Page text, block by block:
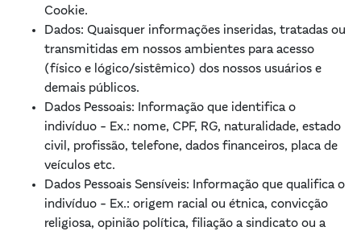
Cookie.
Dados: Quaisquer informações inseridas, tratadas ou
transmitidas em nossos ambientes para acesso
(físico e lógico/sistêmico) dos nossos usuários e
demais públicos.
Dados Pessoais: Informação que identifica o
indivíduo - Ex.: nome, CPF, RG, naturalidade, estado
civil, profissão, telefone, dados financeiros, placa de
veículos etc.
Dados Pessoais Sensíveis: Informação que qualifica o
indivíduo - Ex.: origem racial ou étnica, convicção
religiosa, opinião política, filiação a sindicato ou a